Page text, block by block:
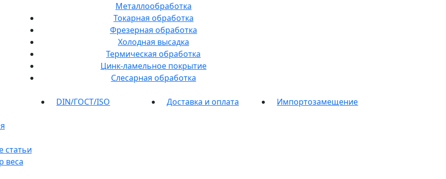
Металлообработка
Токарная обработка
Фрезерная обработка
Холодная высадка
Термическая обработка
Цинк-ламельное покрытие
Слесарная обработка
статьи
веса
DIN/ГОСТ/ISO Доставка и оплата Импортозамещение